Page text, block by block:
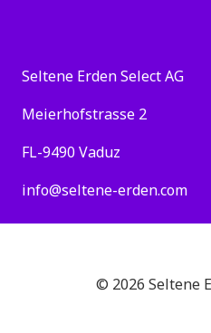
Seltene Erden Select AG
Meierhofstrasse 2
FL-9490 Vaduz
info@seltene-erden.com
© 2026 Seltene